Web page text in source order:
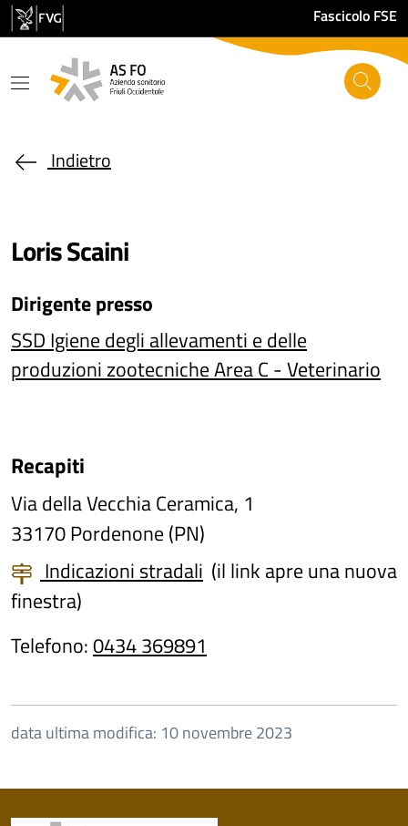
Salta al contenuto principale Fascicolo FSE
Indietro
Loris Scaini
Dirigentepresso
SSD Igiene degli allevamenti e delle
produzioni zootecniche Area C - Veterinario
Recapiti
Via della Vecchia Ceramica, 1
33170 Pordenone (PN)
Indicazioni stradali (il link apre una nuova
finestra)
Telefono:0434 369891
data ultima modifica: 10 novembre 2023